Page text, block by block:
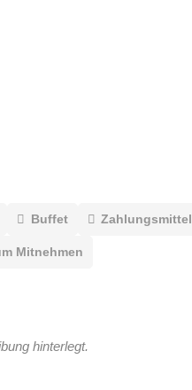
Buffet Zahlungsmittel
Mitnehmen
hinterlegt.